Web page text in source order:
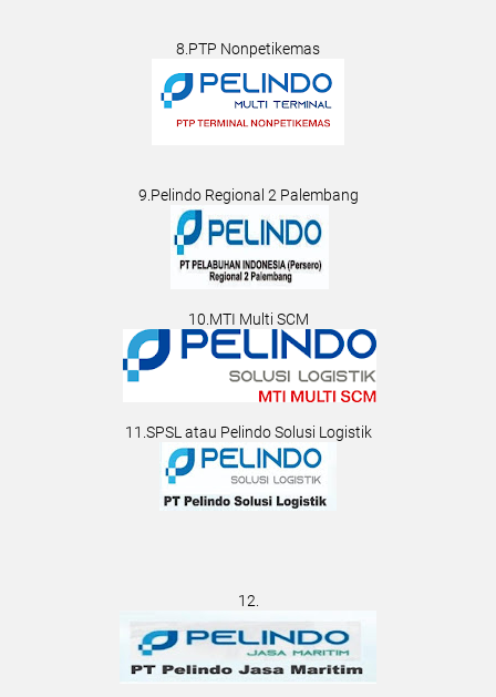
8.PTP Nonpetikemas
9.Pelindo Regional 2 Palembang
10.MTI Multi SCM
11.SPSL atau Pelindo Solusi Logistik
12.